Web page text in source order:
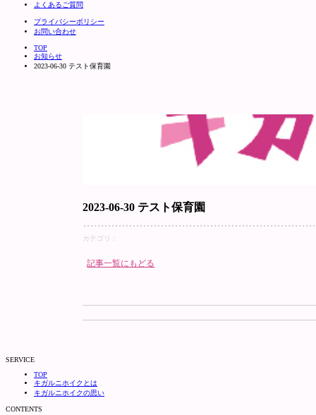
よくあるご質問
プライバシーポリシー
お問い合わせ
TOP
お知らせ
2023-06-30 テスト保育園
2023-06-30 テスト保育園
カテゴリ：
記事一覧にもどる
SERVICE
TOP
キガルニホイクとは
キガルニホイクの思い
CONTENTS